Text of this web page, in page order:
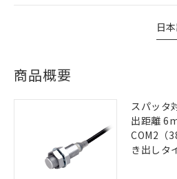
日
商品概要
スパッタ
出距離
COM2（
き出しタ